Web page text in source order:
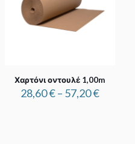
Χαρτόνι οντουλέ 1,00m
28,60€– 57,20€Price